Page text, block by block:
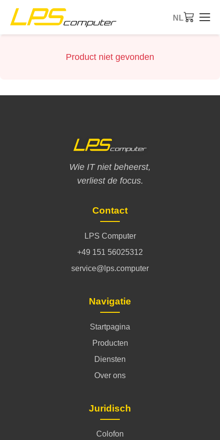
NL
Product niet gevonden
Wie IT niet beheerst,
verliest de focus.
Contact
LPS Computer
+49 151 56025312
service@lps.computer
Navigatie
Startpagina
Producten
Diensten
Over ons
Juridisch
Colofon